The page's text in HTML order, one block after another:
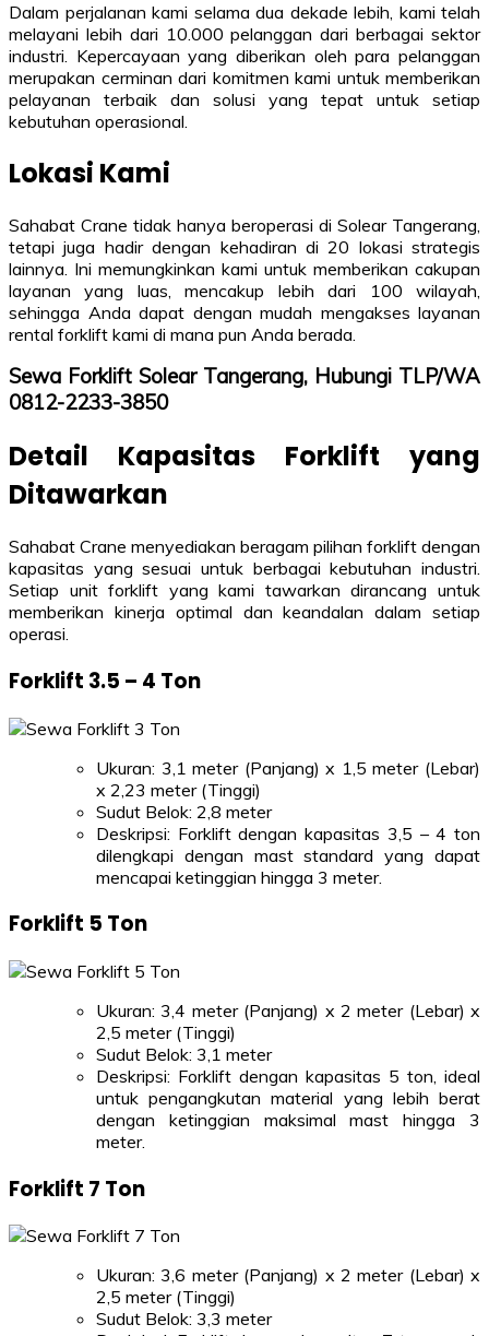
Dalam perjalanan kami selama dua dekade lebih, kami telah
melayani lebih dari 10.000 pelanggan dari berbagai sektor
industri. Kepercayaan yang diberikan oleh para pelanggan
merupakan cerminan dari komitmen kami untuk memberikan
pelayanan terbaik dan solusi yang tepat untuk setiap
kebutuhan operasional.
Lokasi Kami
Sahabat Crane tidak hanya beroperasi di Solear Tangerang,
tetapi juga hadir dengan kehadiran di 20 lokasi strategis
lainnya. Ini memungkinkan kami untuk memberikan cakupan
layanan yang luas, mencakup lebih dari 100 wilayah,
sehingga Anda dapat dengan mudah mengakses layanan
rental forklift kami di mana pun Anda berada.
Sewa Forklift Solear Tangerang, Hubungi TLP/WA
0812-2233-3850
Detail Kapasitas Forklift yang
Ditawarkan
Sahabat Crane menyediakan beragam pilihan forklift dengan
kapasitas yang sesuai untuk berbagai kebutuhan industri.
Setiap unit forklift yang kami tawarkan dirancang untuk
memberikan kinerja optimal dan keandalan dalam setiap
operasi.
Forklift 3.5 – 4 Ton
Ukuran: 3,1 meter (Panjang) x 1,5 meter (Lebar)
x 2,23 meter (Tinggi)
Sudut Belok: 2,8 meter
Deskripsi: Forklift dengan kapasitas 3,5 – 4 ton
dilengkapi dengan mast standard yang dapat
mencapai ketinggian hingga 3 meter.
Forklift 5 Ton
Ukuran: 3,4 meter (Panjang) x 2 meter (Lebar) x
2,5 meter (Tinggi)
Sudut Belok: 3,1 meter
Deskripsi: Forklift dengan kapasitas 5 ton, ideal
untuk pengangkutan material yang lebih berat
dengan ketinggian maksimal mast hingga 3
meter.
Forklift 7 Ton
Ukuran: 3,6 meter (Panjang) x 2 meter (Lebar) x
2,5 meter (Tinggi)
Sudut Belok: 3,3 meter